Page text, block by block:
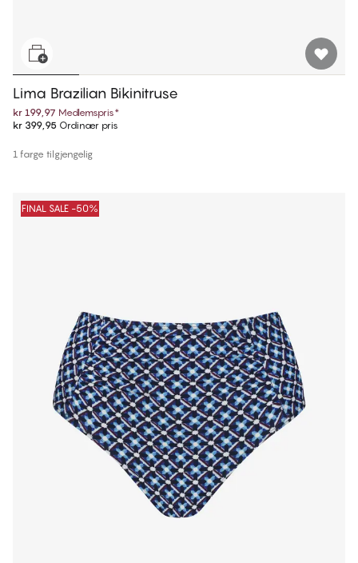
Lima Brazilian Bikinitruse
kr 199,97 Medlemspris*
kr 399,95 Ordinær pris
1 farge tilgjengelig
FINAL SALE -50%